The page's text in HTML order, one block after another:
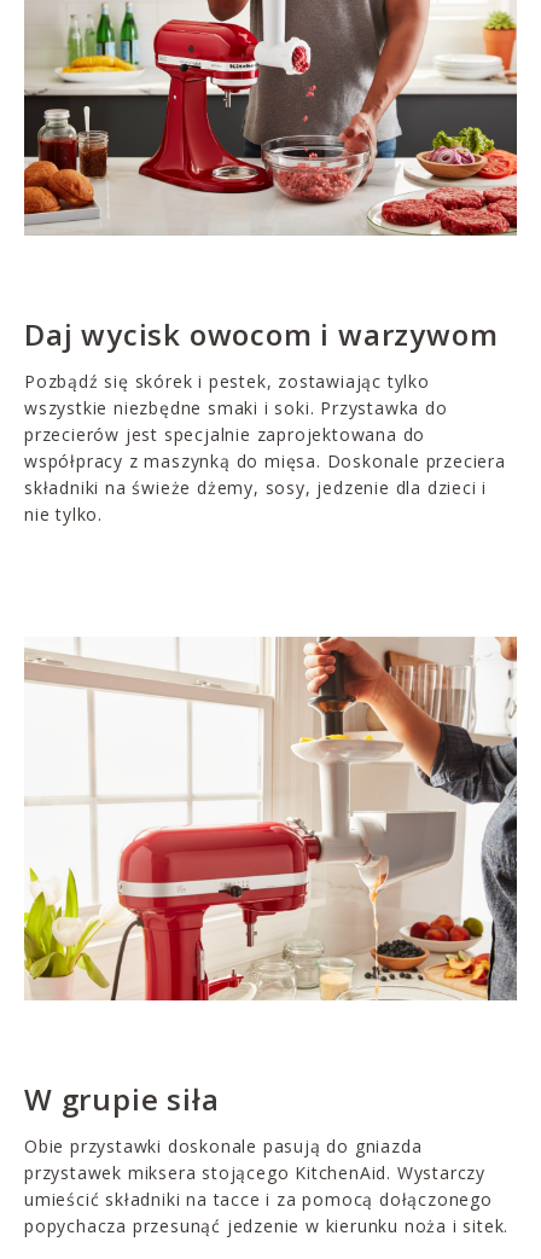
Daj wycisk owocom i warzywom
Pozbądź się skórek i pestek, zostawiając tylko
wszystkie niezbędne smaki i soki. Przystawka do
przecierów jest specjalnie zaprojektowana do
współpracy z maszynką do mięsa. Doskonale przeciera
składniki na świeże dżemy, sosy, jedzenie dla dzieci i
nie tylko.
W grupie siła
Obie przystawki doskonale pasują do gniazda
przystawek miksera stojącego KitchenAid. Wystarczy
umieścić składniki na tacce i za pomocą dołączonego
popychacza przesunąć jedzenie w kierunku noża i sitek.